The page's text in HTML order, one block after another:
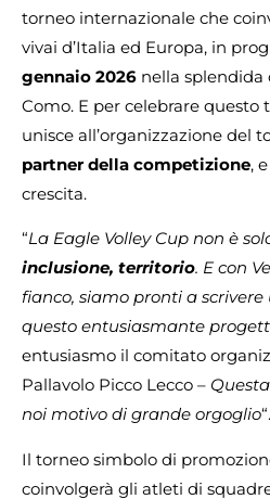
torneo internazionale che
vivai d’Italia ed Europa, in
gennaio 2026 nella splendida
Como. E per celebrare questo
unisce all’organizzazione del
partner della competizione,
crescita.
“La Eagle Volley Cup non è
inclusione, territorio. E con
fianco, siamo pronti a
questo entusiasmante
entusiasmo il comitato
Pallavolo Picco Lecco –
noi motivo di grande orgoglio“.
Il torneo simbolo di
coinvolgerà gli atleti di squadre